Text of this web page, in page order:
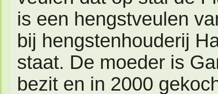
is een hengstveulen
bij hengstenhouderij
staat. De moeder is
bezit en in 2000